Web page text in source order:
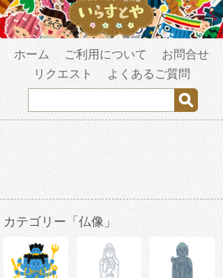
ホーム ご利用について
お問合せ
リクエスト
よくあるご質問
カテゴリー「仏像」